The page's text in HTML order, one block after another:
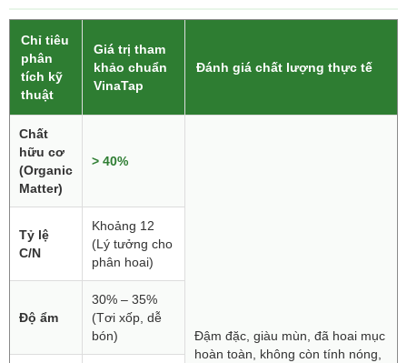
Chỉ tiêu
phân
tích kỹ
thuật
Giá trị tham
khảo chuẩn
VinaTap
Đánh giá chất lượng thực tế
Chất
hữu cơ
(Organic
Matter)
> 40%
Đậm đặc, giàu mùn, đã hoai mục
hoàn toàn, không còn tính nóng,
Tỷ lệ
C/N
Khoảng 12
(Lý tưởng cho
phân hoai)
Độ ẩm
30% – 35%
(Tơi xốp, dễ
bón)